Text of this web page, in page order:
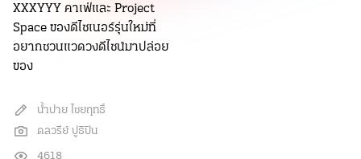
XXXYYY คาเฟ่และ Project
Space ของดีไซเนอร์รุ่นใหม่ที่
อยากชวนแวดวงดีไซน์มาปล่อย
ของ
น้ำปาย ไชยฤทธิ์
ดลวรีย์ ปูธิปิน